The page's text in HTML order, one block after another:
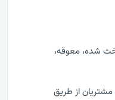
شده، معوقه،
از طریق